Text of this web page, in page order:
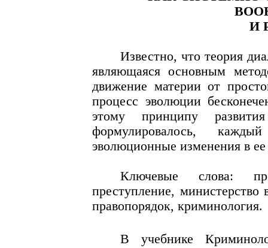
И
Известно, что теория
являющаяся основным
движение материи от
процесс эволюции
этому принципу
формулировалось,
эволюционные изменения в ее
Ключевые слова:
преступление, министерство
правопорядок, криминология.
В учебнике